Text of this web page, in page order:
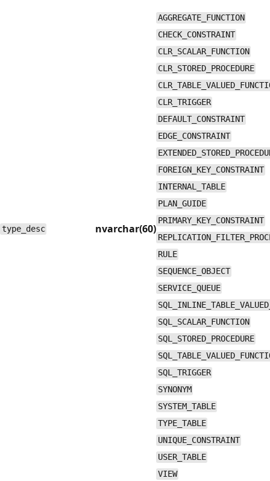
type_desc nvarchar(60)
AGGREGATE_FUNCTION
CHECK_CONSTRAINT
CLR_SCALAR_FUNCTION
CLR_STORED_PROCEDURE
CLR_TRIGGER
DEFAULT_CONSTRAINT
EDGE_CONSTRAINT
FOREIGN_KEY_CONSTRAINT
INTERNAL_TABLE
PLAN_GUIDE
PRIMARY_KEY_CONSTRAINT
RULE
SEQUENCE_OBJECT
SERVICE_QUEUE
SQL_SCALAR_FUNCTION
SQL_STORED_PROCEDURE
SQL_TRIGGER
SYNONYM
SYSTEM_TABLE
TYPE_TABLE
UNIQUE_CONSTRAINT
USER_TABLE
VIEW